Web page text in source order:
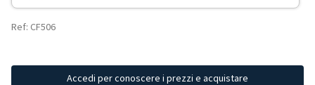
Ref: CF506
Accedi per conoscere i prezzi e acquistare